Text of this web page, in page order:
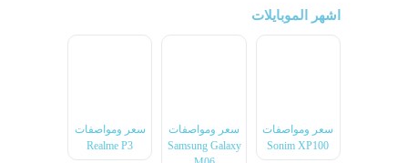
اشهر الموبايلات
سعر ومواصفات
Sonim XP100
سعر ومواصفات
Samsung Galaxy
سعر ومواصفات
Realme P3